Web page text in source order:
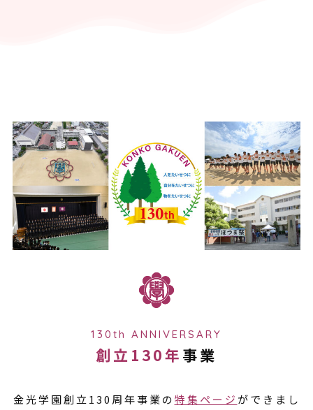
130th ANNIVERSARY
創立130年 事業
金光学園創立130周年事業の特集ページ ができまし